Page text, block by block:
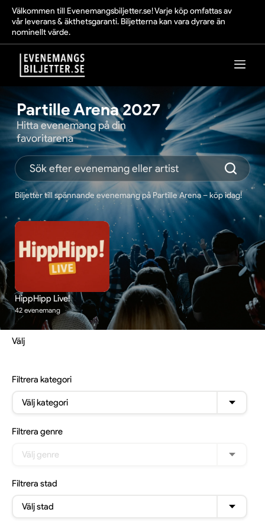
Välkommen till Evenemangsbiljetter.se! Varje köp omfattas av
vår leverans & äkthetsgaranti. Biljetterna kan vara dyrare än
nominellt värde.
Partille Arena 2027
Hitta evenemang på din
favoritarena
Biljetter till spännande evenemang på Partille Arena – köp idag!
HippHipp Live!
42 evenemang
Välj
Filtrera kategori
Välj kategori
Filtrera genre
Välj genre
Filtrera stad
Välj stad